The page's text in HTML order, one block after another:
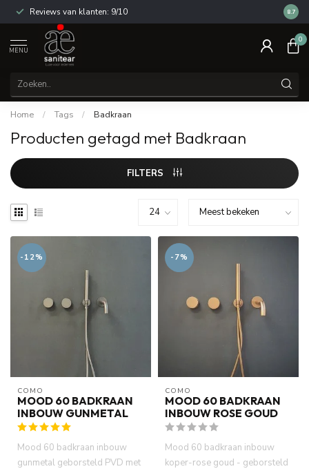
Reviews van klanten: 9/10 14
8.7
MENU
0
Home / Tags / Badkraan
Producten getagd met Badkraan
FILTERS
-12%
COMO
MOOD 60 BADKRAAN
INBOUW GUNMETAL
Mood 60 badkraan inbouw
gunmetal geborsteld PVD met
-7%
COMO
MOOD 60 BADKRAAN
INBOUW ROSE GOUD
Mood 60 badkraan inbouw
koper-rose goud - geborsteld